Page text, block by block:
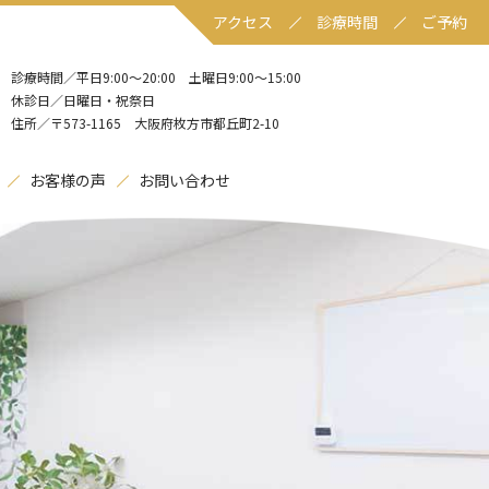
アクセス 診療時間 ご予約
診療時間／平日9:00〜20:00 土曜日9:00〜15:00
休診日／日曜日・祝祭日
住所／〒573-1165 大阪府枚方市都丘町2-10
お客様の声 お問い合わせ